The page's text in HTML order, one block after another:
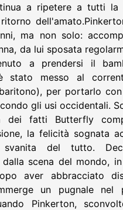
a ripetere a tutti la
ma non solo:
da lui sposata
a prendersi il
stato messo al
per portarlo
gli usi occidentali.
dei fatti Butterfly
la felicità sognata
del tutto.
dalla scena del mondo,
aver abbracciato
un pugnale nel
Pinkerton,